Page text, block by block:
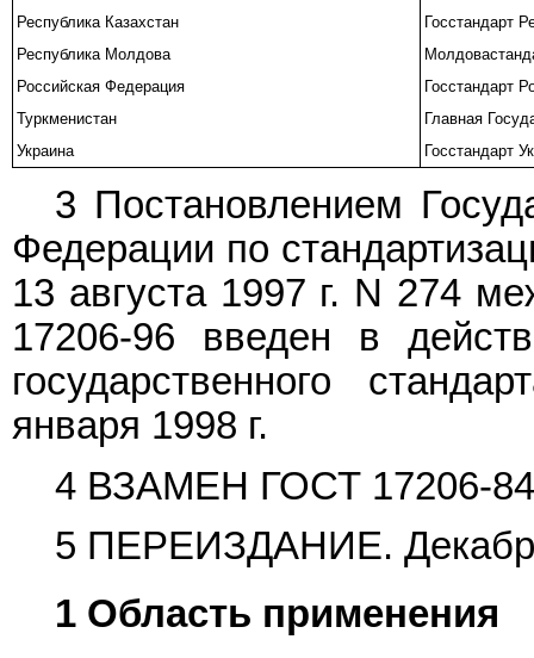
Республика Казахстан
Госстандарт
Республика Молдова
Российская Федерация
Госстандарт
Туркменистан
Главная
Украина
Госстандарт
3 Постановлением
Федерации по
13 августа 1997 г. N 274
17206-96 введен в
государственного
января 1998 г.
4 ВЗАМЕН ГОСТ 17206-84
5 ПЕРЕИЗДАНИЕ.
1 Область применения